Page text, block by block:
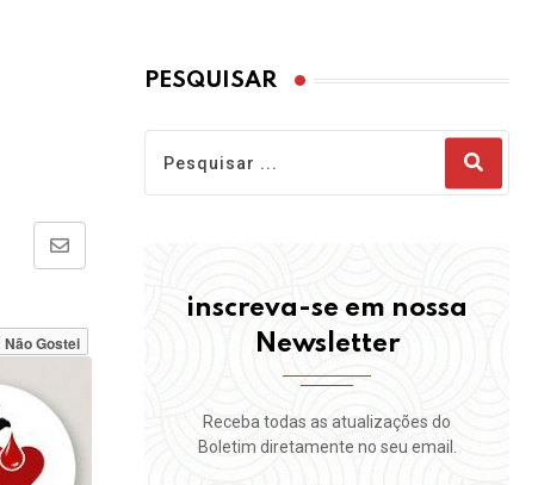
Share
Email
Não Gostei
PESQUISAR
inscreva-se em nossa
Newsletter
Receba todas as atualizações do
Boletim diretamente no seu email.